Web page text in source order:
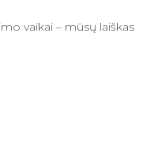
vaikai – mūsų laiškas